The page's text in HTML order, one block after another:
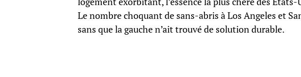
Le nombre choquant de sans-abris à Los Angeles et
sans que la gauche n’ait trouvé de solution durable.